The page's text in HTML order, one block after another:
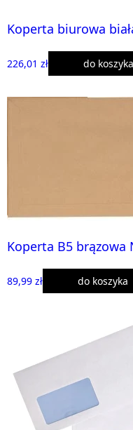
Koperta biurowa
226,01 zł do koszyka
Koperta B5 brązowa
89,99 zł do koszyka